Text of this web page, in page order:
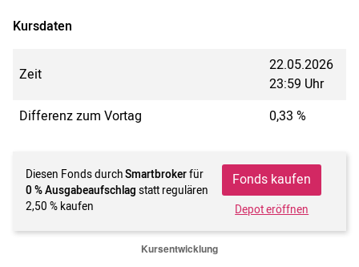
Kursdaten
Zeit
22.05.2026
23:59 Uhr
Differenz zum Vortag
0,33 %
Diesen Fonds durchSmartbrokerfür
0 % Ausgabeaufschlag statt regulären
2,50 % kaufen
Fonds kaufen
Depot eröffnen